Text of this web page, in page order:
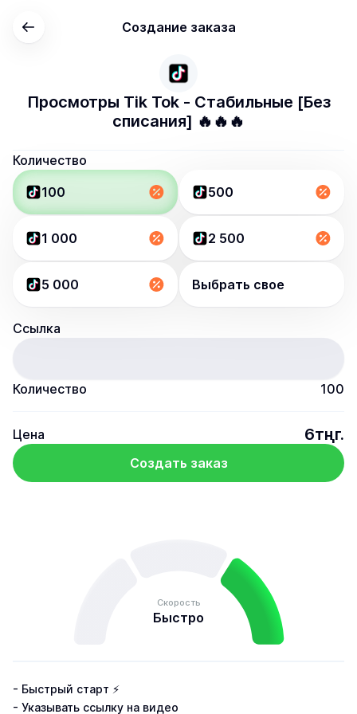
Создание заказа
Просмотры Tik Tok - Стабильные [Без
списания] 🔥🔥🔥
Количество
100
500
1 000 2 500
5 000 Выбрать свое
Ссылка
Количество 100
Цена 6тңг.
Создать заказ
Скорость
Быстро
- Быстрый старт ⚡
- Указывать ссылку на видео